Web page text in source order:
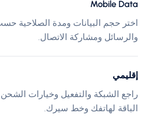
Mobile Data
اختر حجم البيانات ومدة الصلاحية
والرسائل ومشاركة الاتصال.
إقليمي
راجع الشبكة والتفعيل وخيارات
الباقة لهاتفك وخط سيرك.